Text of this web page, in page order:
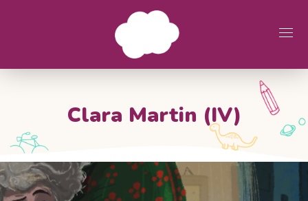
Clara Martin (IV)